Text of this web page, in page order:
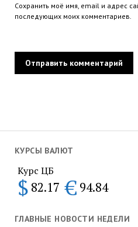
КУРСЫ ВАЛЮТ
Курс ЦБ
$ 82.17 € 94.84
ГЛАВНЫЕ НОВОСТИ НЕДЕЛИ
Сохранить моё имя, email и адрес
последующих моих комментариев.